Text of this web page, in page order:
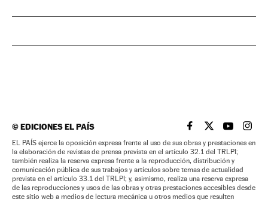
©EDICIONES EL PAÍS EL PAÍS BRASIL EN
EL PAÍSEL PAÍS
EL
EL PAÍS ejerce la oposición expresa frente al uso de sus obras y prestaciones en
la elaboración de revistas de prensa prevista en el artículo 32.1 del TRLPI;
también realiza la reserva expresa frente a la reproducción, distribución y
comunicación pública de sus trabajos y artículos sobre temas de actualidad
prevista en el artículo 33.1 del TRLPI; y, asimismo, realiza una reserva expresa
de las reproducciones y usos de las obras y otras prestaciones accesibles desde
este sitio web a medios de lectura mecánica u otros medios que resulten